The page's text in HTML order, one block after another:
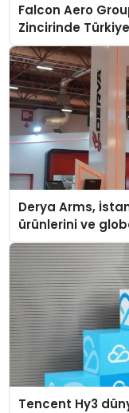
Falcon Aero
Zincirinde
Derya Arms,
ürünlerini ve
Tencent Hy3